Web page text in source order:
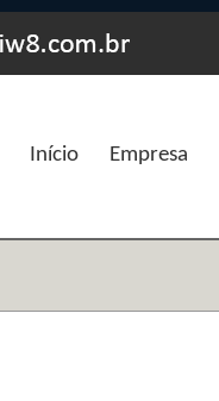
Início Empresa